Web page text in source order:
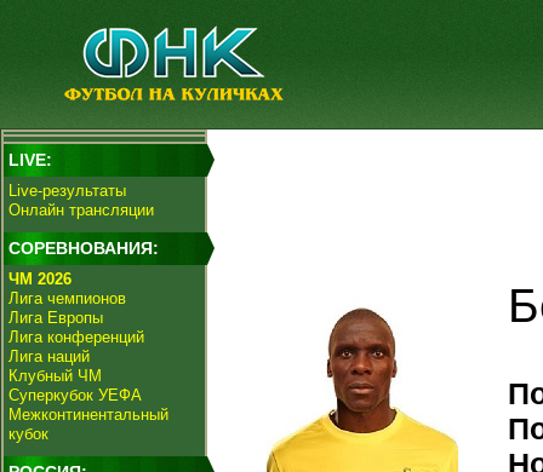
LIVE:
Live-результаты
Онлайн трансляции
СОРЕВНОВАНИЯ:
ЧМ 2026
Лига чемпионов
Лига Европы
Лига конференций
Лига наций
Клубный ЧМ
Суперкубок УЕФА
Межконтинентальный
кубок